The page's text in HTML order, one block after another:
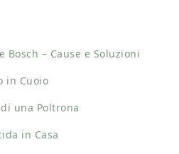
Bosch – Cause e Soluzioni
in Cuoio
una Poltrona
in Casa